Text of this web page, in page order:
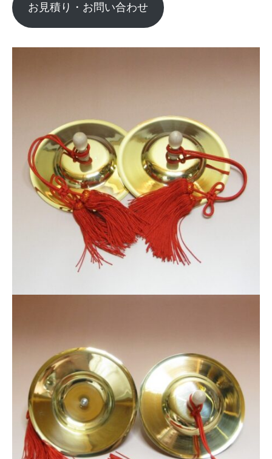
お見積り・お問い合わせ